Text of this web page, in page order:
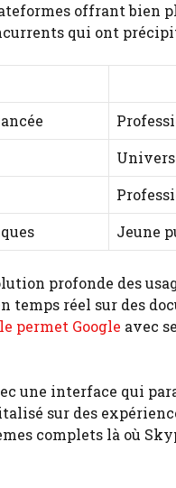
offrant bien
qui ont
Jeune
profonde des
réel sur des
permet Google avec
une interface qui
sur des
complets là où